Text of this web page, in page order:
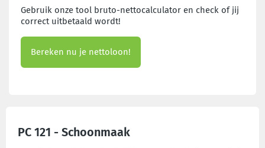
Gebruik onze tool bruto-nettocalculator en check of jij
correct uitbetaald wordt!
Bereken nu je nettoloon!
PC 121 - Schoonmaak